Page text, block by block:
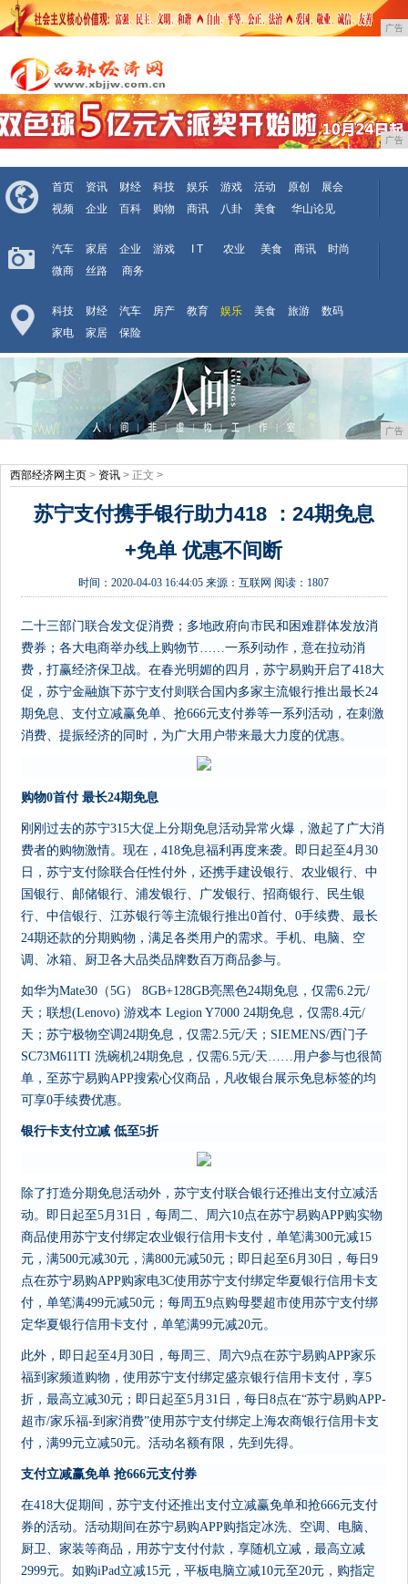
广告
广告
首页 资讯 财经 科技 娱乐 游戏 活动 原创
展会
视频
企业 百科 购物 商讯 八卦 美食 华山论见
汽车 家居 企业 游戏 I T 农业 美食 商讯
时尚
微商
丝路 商务
科技 财经 汽车 房产 教育 娱乐 美食 旅游
数码
家电
家居 保险
广告
西部经济网主页 > 资讯 > 正文 >
苏宁支付携手银行助力418 ：24期免息
+免单 优惠不间断
时间：2020-04-03 16:44:05 来源：互联网 阅读：1807
二十三部门联合发文促消费；多地政府向市民和困难群体发放消
费券；各大电商举办线上购物节……一系列动作，意在拉动消
费，打赢经济保卫战。在春光明媚的四月，苏宁易购开启了418大
促，苏宁金融旗下苏宁支付则联合国内多家主流银行推出最长24
期免息、支付立减赢免单、抢666元支付券等一系列活动，在刺激
消费、提振经济的同时，为广大用户带来最大力度的优惠。
购物0首付 最长24期免息
刚刚过去的苏宁315大促上分期免息活动异常火爆，激起了广大消
费者的购物激情。现在，418免息福利再度来袭。即日起至4月30
日，苏宁支付除联合任性付外，还携手建设银行、农业银行、中
国银行、邮储银行、浦发银行、广发银行、招商银行、民生银
行、中信银行、江苏银行等主流银行推出0首付、0手续费、最长
24期还款的分期购物，满足各类用户的需求。手机、电脑、空
调、冰箱、厨卫各大品类品牌数百万商品参与。
如华为Mate30（5G） 8GB+128GB亮黑色24期免息，仅需6.2元/
天；联想(Lenovo) 游戏本 Legion Y7000 24期免息，仅需8.4元/
天；苏宁极物空调24期免息，仅需2.5元/天；SIEMENS/西门子
SC73M611TI 洗碗机24期免息，仅需6.5元/天……用户参与也很简
单，至苏宁易购APP搜索心仪商品，凡收银台展示免息标签的均
可享0手续费优惠。
银行卡支付立减 低至5折
除了打造分期免息活动外，苏宁支付联合银行还推出支付立减活
动。即日起至5月31日，每周二、周六10点在苏宁易购APP购实物
商品使用苏宁支付绑定农业银行信用卡支付，单笔满300元减15
元，满500元减30元，满800元减50元；即日起至6月30日，每日9
点在苏宁易购APP购家电3C使用苏宁支付绑定华夏银行信用卡支
付，单笔满499元减50元；每周五9点购母婴超市使用苏宁支付绑
定华夏银行信用卡支付，单笔满99元减20元。
此外，即日起至4月30日，每周三、周六9点在苏宁易购APP家乐
福到家频道购物，使用苏宁支付绑定盛京银行信用卡支付，享5
折，最高立减30元；即日起至5月31日，每日8点在“苏宁易购APP-
超市/家乐福-到家消费”使用苏宁支付绑定上海农商银行信用卡支
付，满99元立减50元。活动名额有限，先到先得。
支付立减赢免单 抢666元支付券
在418大促期间，苏宁支付还推出支付立减赢免单和抢666元支付
券的活动。活动期间在苏宁易购APP购指定冰洗、空调、电脑、
厨卫、家装等商品，用苏宁支付付款，享随机立减，最高立减
2999元。如购iPad立减15元，平板电脑立减10元至20元，购指定